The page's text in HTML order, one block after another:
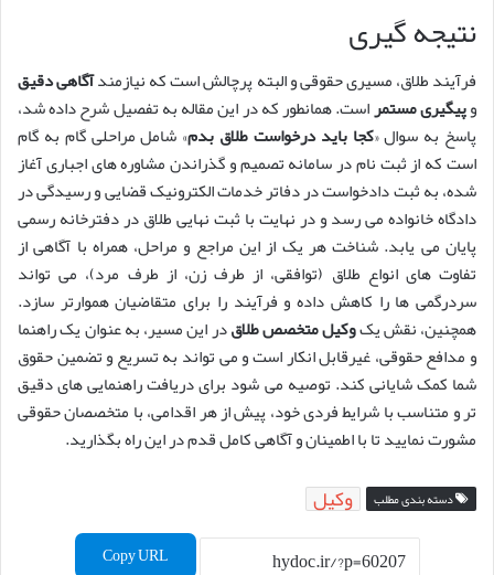
نتیجه گیری
فرآیند طلاق، مسیری حقوقی و البته پرچالش است که نیازمندآگاهی دقیق
وپیگیری مستمراست. همانطور که در این مقاله به تفصیل شرح داده شد،
پاسخ به سوال «کجا باید درخواست طلاق بدم» شامل مراحلی گام به گام
است که از ثبت نام در سامانه تصمیم و گذراندن مشاوره های اجباری آغاز
شده، به ثبت دادخواست در دفاتر خدمات الکترونیک قضایی و رسیدگی در
دادگاه خانواده می رسد و در نهایت با ثبت نهایی طلاق در دفترخانه رسمی
پایان می یابد. شناخت هر یک از این مراجع و مراحل، همراه با آگاهی از
تفاوت های انواع طلاق (توافقی، از طرف زن، از طرف مرد)، می تواند
سردرگمی ها را کاهش داده و فرآیند را برای متقاضیان هموارتر سازد.
همچنین، نقش یکوکیل متخصص طلاقدر این مسیر، به عنوان یک راهنما
و مدافع حقوقی، غیرقابل انکار است و می تواند به تسریع و تضمین حقوق
شما کمک شایانی کند. توصیه می شود برای دریافت راهنمایی های دقیق
تر و متناسب با شرایط فردی خود، پیش از هر اقدامی، با متخصصان حقوقی
مشورت نمایید تا با اطمینان و آگاهی کامل قدم در این راه بگذارید.
دسته بندی مطلب وکیل
Copy URL